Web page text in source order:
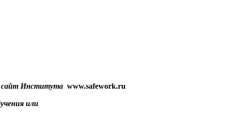
сайт Института www.safework.ru
или